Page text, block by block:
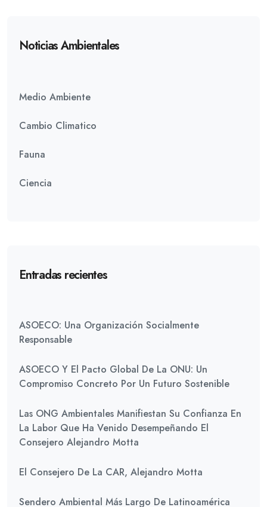
Noticias Ambientales
Medio Ambiente
Cambio Climatico
Fauna
Ciencia
Entradas recientes
ASOECO: Una Organización Socialmente
Responsable
ASOECO Y El Pacto Global De La ONU: Un
Compromiso Concreto Por Un Futuro Sostenible
Las ONG Ambientales Manifiestan Su Confianza En
La Labor Que Ha Venido Desempeñando El
Consejero Alejandro Motta
El Consejero De La CAR, Alejandro Motta
Sendero Ambiental Más Largo De Latinoamérica